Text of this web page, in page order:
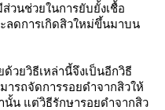
นช่วยในการยับยั้งเชื้อ
ลดการเกิดสิวใหม่ขึ้นมาบน
วยวิธีเหล่านี้จึงเป็นอีกวิธี
ารถจัดการรอยดำจากสิวให้
นั้น แต่วิธีรักษารอยดำจากสิว